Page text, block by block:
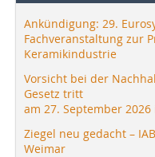
Ankündigung: 29.
Fachveranstaltung zur
Keramikindustrie
Vorsicht bei der
Gesetz tritt
am 27. September
Ziegel neu gedacht –
Weimar